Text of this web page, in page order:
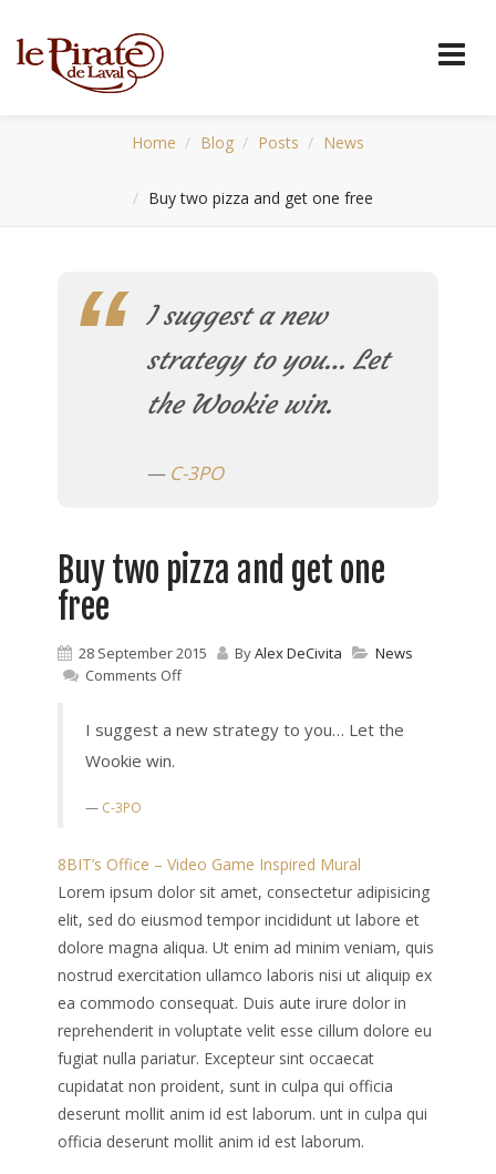
Home Blog Posts News
Buy two pizza and get one free
I suggest a new
strategy to you… Let
the Wookie win.
C-3PO
Buy two pizza and get one
free
28 September 2015 ByAlex DeCivita
News
Comments Offon
pizza
I suggest a new strategy to you… Let the
Wookie win.
C-3PO
8BIT’s Office – Video Game Inspired Mural
Lorem ipsum dolor sit amet, consectetur adipisicing
elit, sed do eiusmod tempor incididunt ut labore et
dolore magna aliqua. Ut enim ad minim veniam, quis
nostrud exercitation ullamco laboris nisi ut aliquip ex
ea commodo consequat. Duis aute irure dolor in
reprehenderit in voluptate velit esse cillum dolore eu
fugiat nulla pariatur. Excepteur sint occaecat
cupidatat non proident, sunt in culpa qui officia
deserunt mollit anim id est laborum. unt in culpa qui
officia deserunt mollit anim id est laborum.